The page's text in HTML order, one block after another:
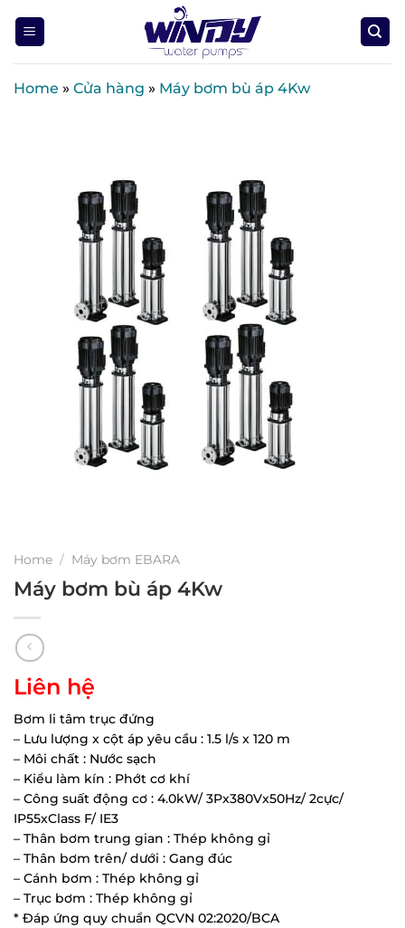
Home » Cửa hàng » Máy bơm bù áp 4Kw
Home / Máy bơm EBARA
Máy bơm bù áp 4Kw
Liên hệ
Bơm li tâm trục đứng
– Lưu lượng x cột áp yêu cầu : 1.5 l/s x 120 m
– Môi chất : Nước sạch
– Kiểu làm kín : Phớt cơ khí
– Công suất động cơ : 4.0kW/ 3Px380Vx50Hz/ 2cực/
IP55xClass F/ IE3
– Thân bơm trung gian : Thép không gỉ
– Thân bơm trên/ dưới : Gang đúc
– Cánh bơm : Thép không gỉ
– Trục bơm : Thép không gỉ
* Đáp ứng quy chuẩn QCVN 02:2020/BCA